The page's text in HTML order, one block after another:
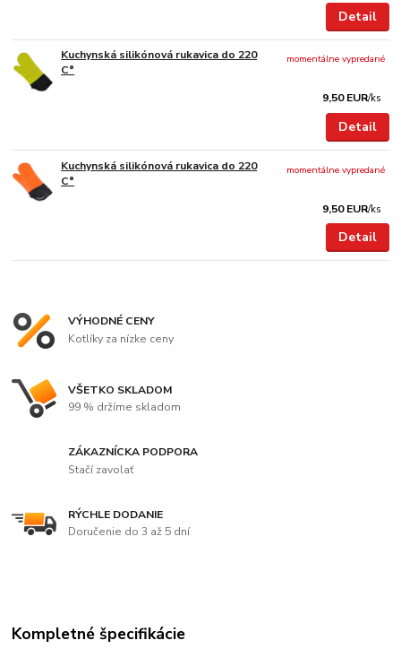
Detail
Kuchynská silikónová rukavica do 220
C°
9,50 EUR/ks
momentálne vypredané
Detail
Kuchynská silikónová rukavica do 220
C°
9,50 EUR/ks
momentálne vypredané
Detail
VÝHODNÉ CENY
Kotlíky za nízke ceny
VŠETKO SKLADOM
99 % držíme skladom
ZÁKAZNÍCKA PODPORA
Stačí zavolať
RÝCHLE DODANIE
Doručenie do 3 až 5 dní
Kompletné špecifikácie